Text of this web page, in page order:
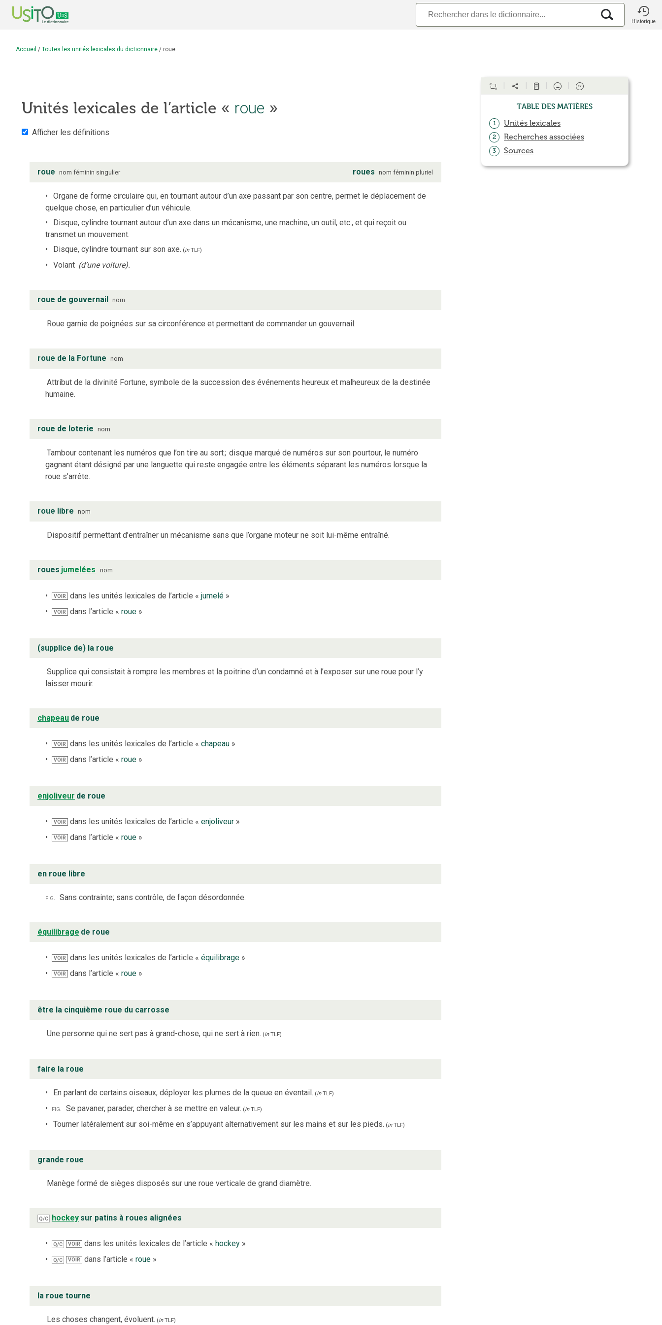
Historique
Accueil / Toutes les unités lexicales du dictionnaire / roue
Unités lexicales de l’article « roue »
Afficher les définitions
roue nom féminin singulier roues nom féminin pluriel
Organe de forme circulaire qui, en tournant autour d’un axe passant par son centre, permet le déplacement de
quelque chose, en particulier d’un véhicule.
Disque, cylindre tournant autour d’un axe dans un mécanisme, une machine, un outil, etc., et qui reçoit ou
transmet un mouvement.
Disque, cylindre tournant sur son axe. (inTLF)
Volant (d’une voiture).
roue de gouvernail nom
Roue garnie de poignées sur sa circonférence et permettant de commander un gouvernail.
roue de la Fortune nom
Attribut de la divinité Fortune, symbole de la succession des événements heureux et malheureux de la destinée
humaine.
roue de loterie nom
Tambour contenant les numéros que l’on tire au sort; disque marqué de numéros sur son pourtour, le numéro
gagnant étant désigné par une languette qui reste engagée entre les éléments séparant les numéros lorsque la
roue s’arrête.
roue libre nom
Dispositif permettant d’entraîner un mécanisme sans que l’organe moteur ne soit lui-même entraîné.
roues jumelées nom
VOIR dans les unités lexicales de l’article «jumelé »
VOIR dans l’article «roue »
(supplice de) la roue
Supplice qui consistait à rompre les membres et la poitrine d’un condamné et à l’exposer sur une roue pour l’y
laisser mourir.
chapeau de roue
VOIR dans les unités lexicales de l’article «chapeau »
VOIR dans l’article «roue »
enjoliveur de roue
VOIR dans les unités lexicales de l’article «enjoliveur »
VOIR dans l’article «roue »
en roue libre
fig. Sans contrainte; sans contrôle, de façon désordonnée.
équilibrage de roue
VOIR dans les unités lexicales de l’article «équilibrage »
VOIR dans l’article «roue »
être la cinquième roue du carrosse
Une personne qui ne sert pas à grand-chose, qui ne sert à rien. (inTLF)
faire la roue
En parlant de certains oiseaux, déployer les plumes de la queue en éventail. (inTLF)
fig. Se pavaner, parader, chercher à se mettre en valeur. (inTLF)
Tourner latéralement sur soi-même en s’appuyant alternativement sur les mains et sur les pieds. (inTLF)
grande roue
Manège formé de sièges disposés sur une roue verticale de grand diamètre.
Q/C hockey sur patins à roues alignées
Q/C VOIR dans les unités lexicales de l’article «hockey »
Q/C VOIR dans l’article «roue »
la roue tourne
Les choses changent, évoluent. (inTLF)
Table des matières
1 Unités lexicales
2 Recherches associées
3 Sources